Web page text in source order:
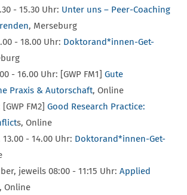
- 15.30 Uhr: Unter uns – Peer-Coaching
, Merseburg
- 18.00 Uhr: Doktorand*innen-Get-
- 16.00 Uhr: [GWP FM1] Gute
Praxis & Autorschaft, Online
FM2] Good Research Practice:
s, Online
- 14.00 Uhr: Doktorand*innen-Get-
jeweils 08:00 - 11:15 Uhr: Applied
, Online